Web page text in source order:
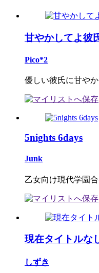
甘やかしてよ彼
Pico*2
優しい彼氏に甘や
5nights 6days
Junk
乙女向け現代学園
現在タイトル
しずき